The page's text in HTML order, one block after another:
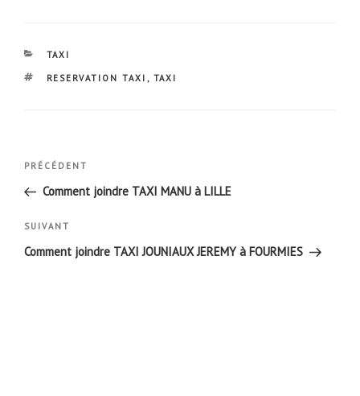
CATÉGORIES
TAXI
ÉTIQUETTES
RESERVATION TAXI , TAXI
Navigation
l’article
Article
précédent
PRÉCÉDENT
Comment joindre TAXI MANU à LILLE
Article
suivant
SUIVANT
Comment joindre TAXI JOUNIAUX JEREMY à FOURMIES